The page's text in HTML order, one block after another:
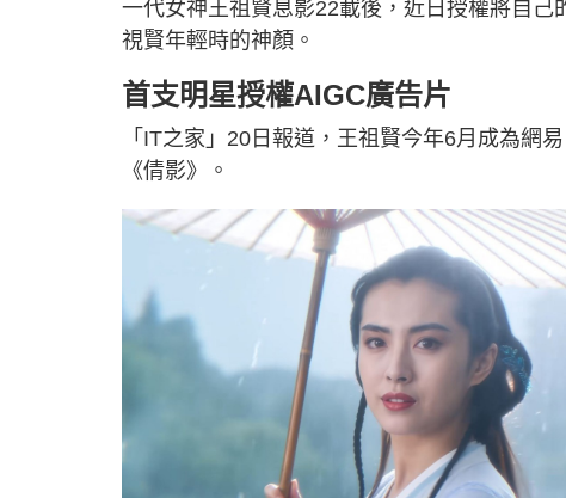
一代女神王祖賢息影22載後，近日授權將自
視賢年輕時的神顏。
首支明星授權AIGC廣告片
「IT之家」20日報道，王祖賢今年6月成為網
《倩影》。